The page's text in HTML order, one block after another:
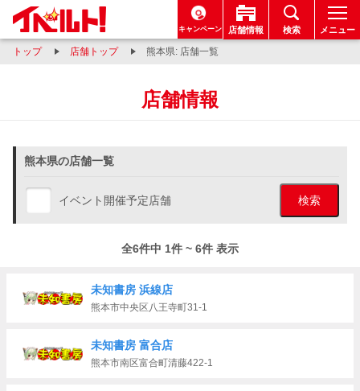
キャンペーン 店舗情報 検索 メニュー
トップ 店舗トップ 熊本県: 店舗一覧
店舗情報
熊本県の店舗一覧
イベント開催予定店舗 検索
全6件中 1件 ~ 6件 表示
未知書房 浜線店
熊本市中央区八王寺町31-1
未知書房 富合店
熊本市南区富合町清藤422-1